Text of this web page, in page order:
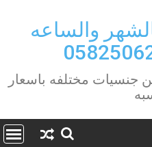
والساعه
جنسيات مختلفه باسعار